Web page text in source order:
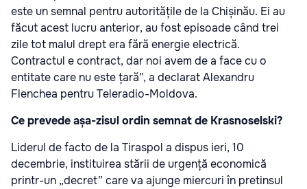
este un semnal pentru autoritățile de la Chișinău. Ei au
făcut acest lucru anterior, au fost episoade când trei
zile tot malul drept era fără energie electrică.
Contractul e contract, dar noi avem de a face cu o
entitate care nu este țară”, a declarat Alexandru
Flenchea pentru Teleradio-Moldova.
Ce prevede așa-zisul ordin semnat de Krasnoselski?
Liderul de facto de la Tiraspol a dispus ieri, 10
decembrie, instituirea stării de urgență economică
printr-un „decret” care va ajunge miercuri în pretinsul